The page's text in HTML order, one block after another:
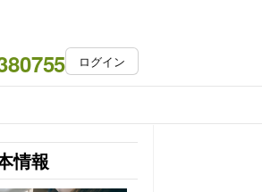
ログイン
情報